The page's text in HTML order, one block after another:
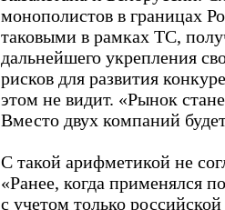
монополистов в границах
таковыми в рамках ТС,
дальнейшего укрепления
рисков для развития
этом не видит. «Рынок
Вместо двух компаний
С такой арифметикой не
«Ранее, когда применялся
с учетом только